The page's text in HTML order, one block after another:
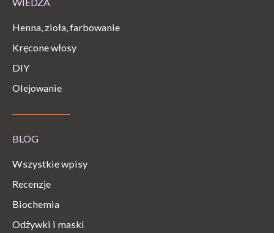
Henna, zioła, farbowanie
Kręcone włosy
DIY
Olejowanie
BLOG
Wszystkie wpisy
Recenzje
Biochemia
Odżywki i maski